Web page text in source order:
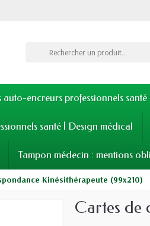
encreurs professionnels santé
santé | Design médical
Tampon médecin : mentions
Kinésithérapeute (99x210)
Cartes de